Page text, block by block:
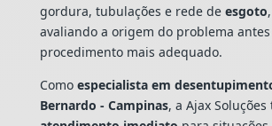
gordura, tubulações e rede de esgoto
avaliando a origem do problema
procedimento mais adequado.
Como especialista em
Bernardo - Campinas, a Ajax